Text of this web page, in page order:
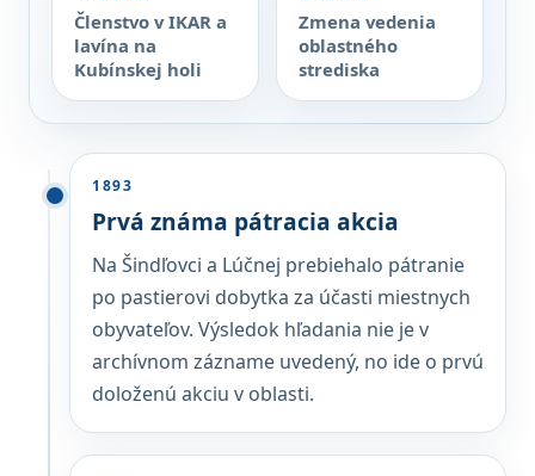
Členstvo v IKAR a
lavína na
Kubínskej holi
Zmena vedenia
oblastného
strediska
1893
Prvá známa pátracia akcia
Na Šindľovci a Lúčnej prebiehalo pátranie
po pastierovi dobytka za účasti miestnych
obyvateľov. Výsledok hľadania nie je v
archívnom zázname uvedený, no ide o prvú
doloženú akciu v oblasti.